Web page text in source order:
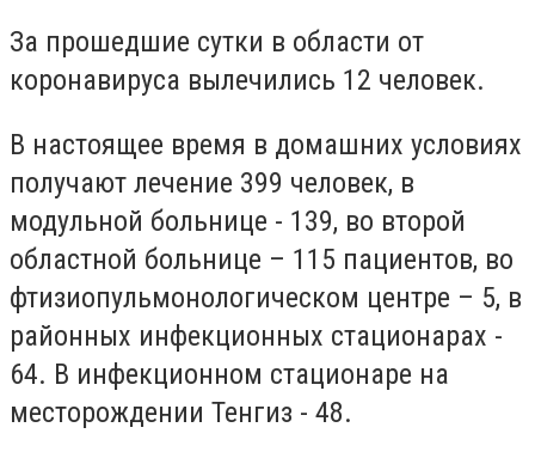
За прошедшие сутки в области от
коронавируса вылечились 12 человек.
В настоящее время в домашних условиях
получают лечение 399 человек, в
модульной больнице - 139, во второй
областной больнице – 115 пациентов, во
фтизиопульмонологическом центре – 5, в
районных инфекционных стационарах -
64. В инфекционном стационаре на
месторождении Тенгиз - 48.